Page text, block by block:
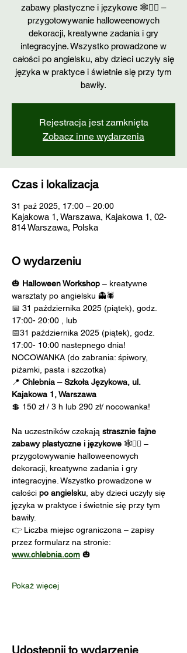
zabawy plastyczne i językowe 🕸️🧛‍♂️ –
przygotowywanie halloweenowych
dekoracji, kreatywne zadania i gry
integracyjne. Wszystko prowadzone w
całości po angielsku, aby dzieci uczyły się
języka w praktyce i świetnie się przy tym
Rejestracja jest zamknięta
Zobacz inne wydarzenia
Czas i lokalizacja
31 paź 2025, 17:00 – 20:00
Kajakowa 1, Warszawa, Kajakowa 1, 02-
814 Warszawa, Polska
O wydarzeniu
🎃 Halloween Workshop – kreatywne
warsztaty po angielsku 👻🕷️
📅 31 października 2025 (piątek), godz.
17:00- 20:00 , lub
📅31 października 2025 (piątek), godz.
17:00- 10:00 nastepnego dnia!
NOCOWANKA (do zabrania: śpiwory,
piżamki, pasta i szczotka)
📍 Chlebnia – Szkoła Językowa, ul.
Kajakowa 1, Warszawa
💲 150 zł / 3 h lub 290 zł/ nocowanka!
Na uczestników czekają strasznie fajne
zabawy plastyczne i językowe 🕸️🧛‍♂️ –
przygotowywanie halloweenowych
dekoracji, kreatywne zadania i gry
integracyjne. Wszystko prowadzone w
całości po angielsku , aby dzieci uczyły się
języka w praktyce i świetnie się przy tym
bawiły.
👉 Liczba miejsc ograniczona – zapisy
przez formularz na stronie:
www.chlebnia.com 🎃
Pokaż więcej
Udostępnij to wydarzenie